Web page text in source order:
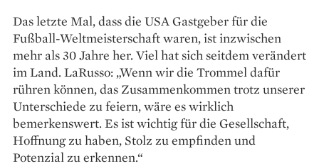
Das letzte Mal, dass die USA Gastgeber für die
Fußball-Weltmeisterschaft waren, ist inzwischen
mehr als 30 Jahre her. Viel hat sich seitdem verändert
im Land. LaRusso: „Wenn wir die Trommel dafür
rühren können, das Zusammen­kommen trotz unserer
Unterschiede zu feiern, wäre es wirklich
bemerkenswert. Es ist wichtig für die Gesellschaft,
Hoffnung zu haben, Stolz zu empfinden und
Potenzial zu erkennen.“